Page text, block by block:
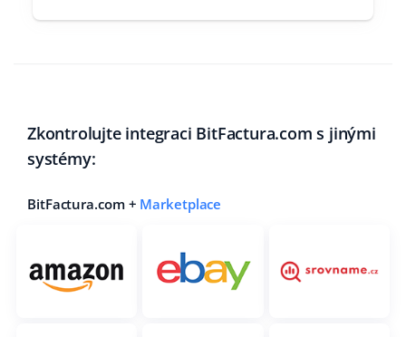
Zkontrolujte integraci BitFactura.com s jinými
systémy:
BitFactura.com + Marketplace